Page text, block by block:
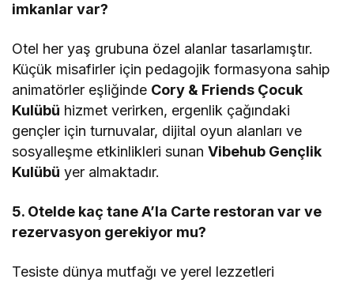
imkanlar var?
Otel her yaş grubuna özel alanlar tasarlamıştır.
Küçük misafirler için pedagojik formasyona sahip
animatörler eşliğinde Cory & Friends Çocuk
Kulübü hizmet verirken, ergenlik çağındaki
gençler için turnuvalar, dijital oyun alanları ve
sosyalleşme etkinlikleri sunanVibehub Gençlik
Kulübü yer almaktadır.
5. Otelde kaç tane A’la Carte restoran var ve
rezervasyon gerekiyor mu?
Tesiste dünya mutfağı ve yerel lezzetleri